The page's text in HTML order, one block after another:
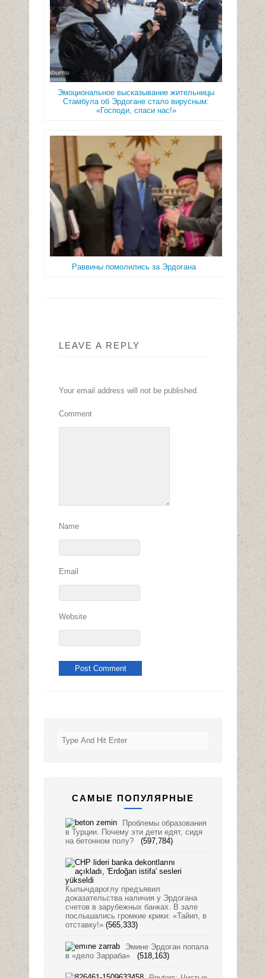
Эмоциональное высказывание жительницы
Стамбула об Эрдогане стало вирусным:
«Господи, спаси нас!»
Раввины помолились за Эрдогана
LEAVE A REPLY
Your email address will not be published.
Comment
Name
Email
Website
САМЫЕ ПОПУЛЯРНЫЕ
Проблемы образования
в Турции. Почему эти дети едят, сидя
на бетонном полу?
(597,784)
Кылычдароглу предъявил
доказательства наличия у Эрдогана
счетов в зарубежных банках. В зале
послышались громкие крики: «Тайип, в
отставку!» (565,333)
Эмине Эрдоган попала
в «дело Зарраба»
(518,163)